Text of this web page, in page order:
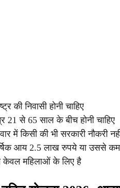
की निवासी होनी चाहिए
21 से 65 साल के बीच होनी चाहिए
में किसी की भी सरकारी नौकरी
आय 2.5 लाख रुपये या उससे कम
केवल महिलाओं के लिए है